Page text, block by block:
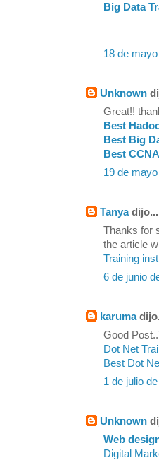
Big Data
18 de
Unknown
Great!!
Best
Best Big
Best
19 de
Tanyadijo...
Thanks for
the article
Training
6 de junio
karuma
Good
Dot Net
Best Dot
1 de julio
Unknown
Web
Digital